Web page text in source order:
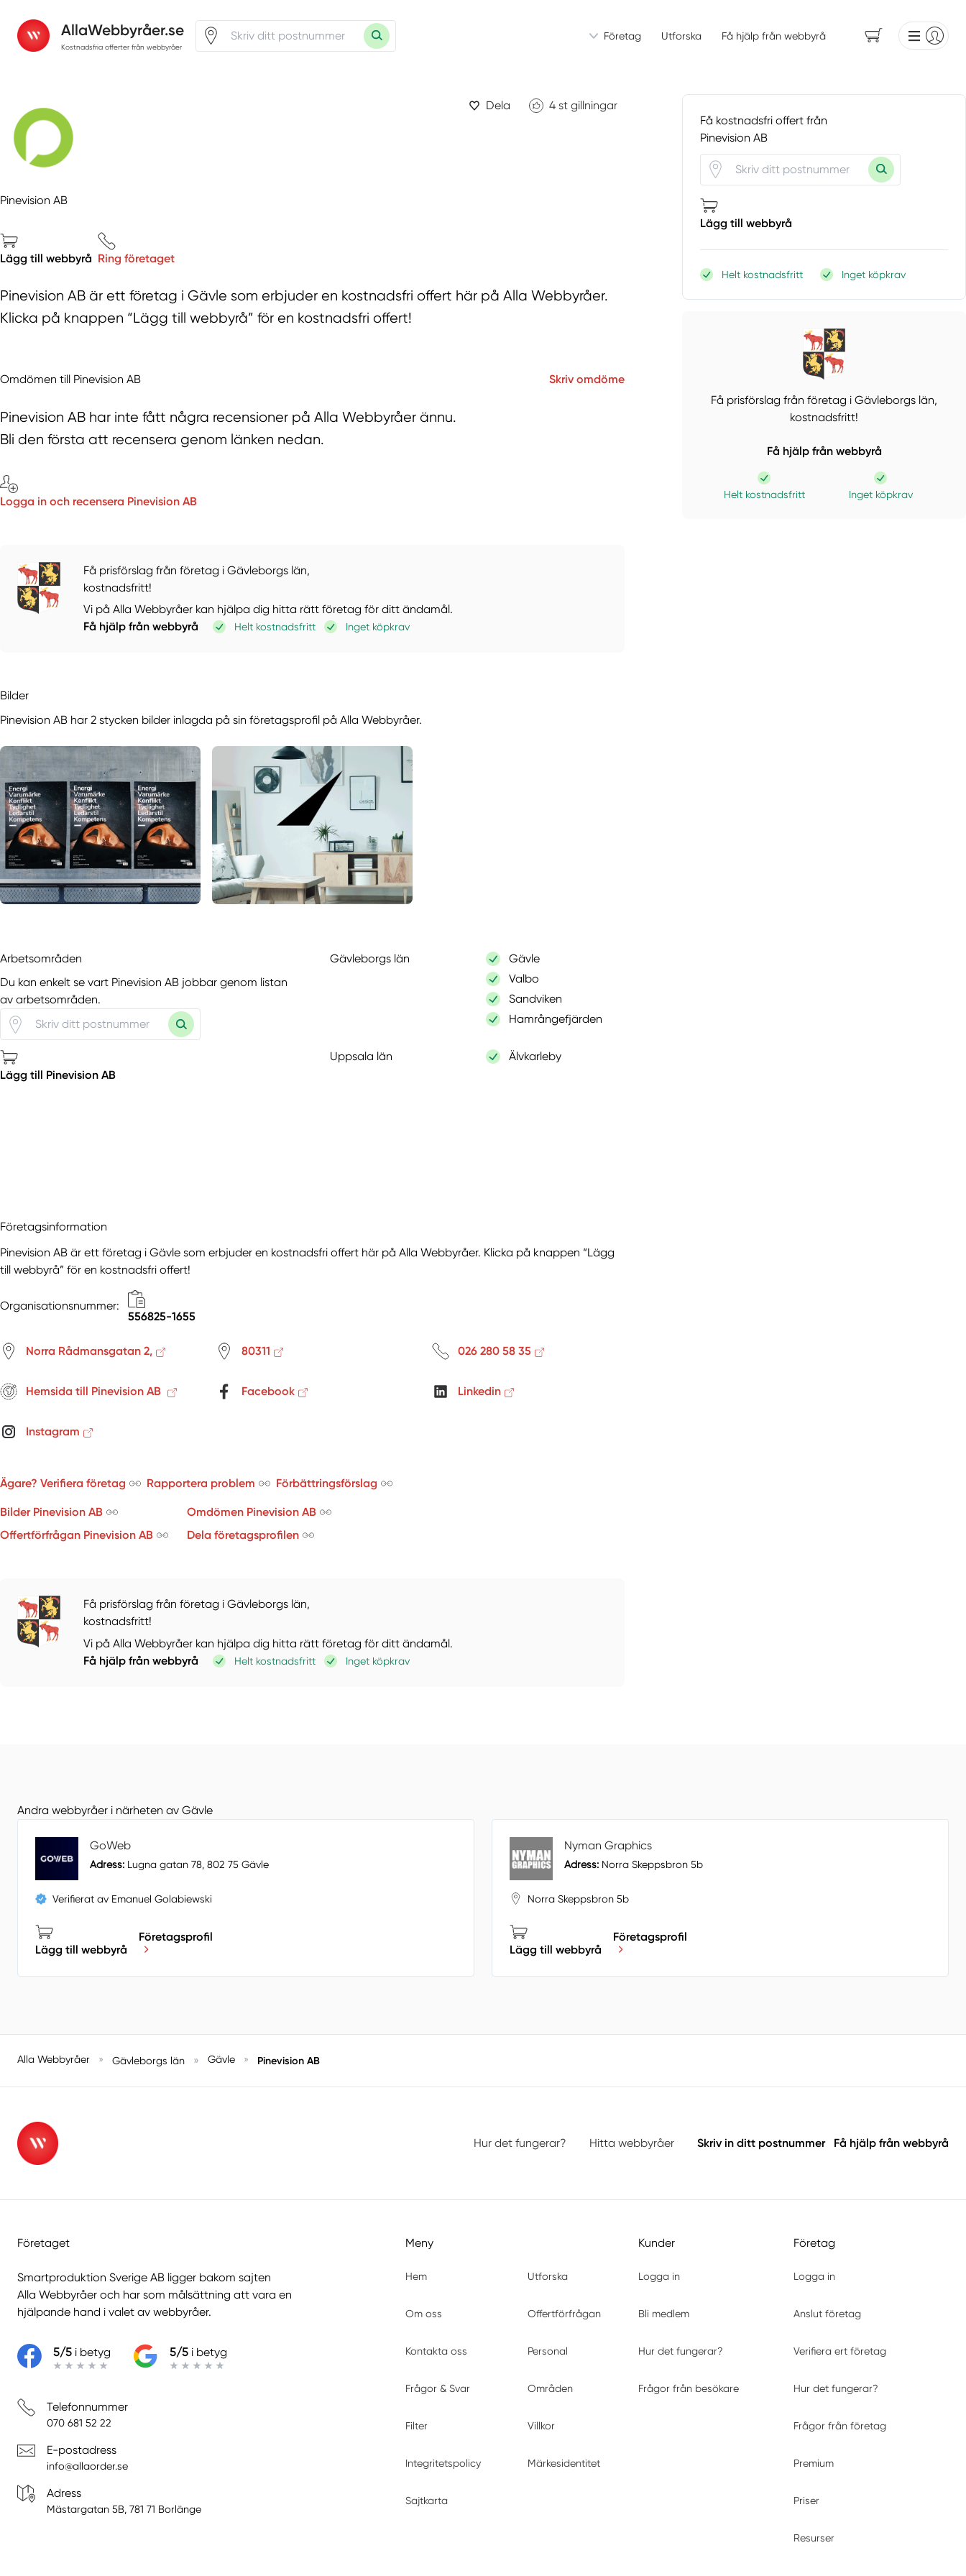
AllaWebbyråer.se
Kostnadsfria offerter från webbyråer
Företag Utforska Få hjälp från webbyrå
Dela 4 st gillningar
Pinevision AB
Lägg till webbyrå Ring företaget
Pinevision AB är ett företag i Gävle som erbjuder en kostnadsfri offert här på Alla Webbyråer.
Klicka på knappen “Lägg till webbyrå” för en kostnadsfri offert!
Omdömen till Pinevision AB Skriv omdöme
Pinevision AB har inte fått några recensioner på Alla Webbyråer ännu.
Bli den första att recensera genom länken nedan.
Logga in och recensera Pinevision AB
Få prisförslag från företag i Gävleborgs län,
kostnadsfritt!
Vi på Alla Webbyråer kan hjälpa dig hitta rätt företag för ditt ändamål.
Få hjälp från webbyrå
Helt kostnadsfritt Inget köpkrav
Bilder
Pinevision AB har 2 stycken bilder inlagda på sin företagsprofil på Alla Webbyråer.
Arbetsområden
Du kan enkelt se vart Pinevision AB jobbar genom listan
av arbetsområden.
Lägg till Pinevision AB
Gävleborgs län
Gävle
Valbo
Sandviken
Hamrångefjärden
Uppsala län Älvkarleby
Företagsinformation
Pinevision AB är ett företag i Gävle som erbjuder en kostnadsfri offert här på Alla Webbyråer. Klicka på knappen “Lägg
till webbyrå” för en kostnadsfri offert!
Organisationsnummer:
556825-1655
Norra Rådmansgatan 2, 80311 026 280 58 35
Hemsida till Pinevision AB Facebook Linkedin
Instagram
Ägare? Verifiera företag Rapportera problem Förbättringsförslag
Bilder Pinevision AB
Omdömen Pinevision AB
Offertförfrågan Pinevision AB
Dela företagsprofilen
Få prisförslag från företag i Gävleborgs län,
kostnadsfritt!
Vi på Alla Webbyråer kan hjälpa dig hitta rätt företag för ditt ändamål.
Få hjälp från webbyrå
Helt kostnadsfritt Inget köpkrav
Få kostnadsfri offert från
Pinevision AB
Lägg till webbyrå
Helt kostnadsfritt Inget köpkrav
Få prisförslag från företag i Gävleborgs län,
kostnadsfritt!
Få hjälp från webbyrå
Helt kostnadsfritt Inget köpkrav
Andra webbyråer i närheten av Gävle
GoWeb
Adress: Lugna gatan 78, 802 75 Gävle
Verifierat av Emanuel Golabiewski
Lägg till webbyrå
Företagsprofil
Nyman Graphics
Adress: Norra Skeppsbron 5b
Norra Skeppsbron 5b
Lägg till webbyrå
Företagsprofil
Alla Webbyråer » Gävleborgs län » Gävle » Pinevision AB
Hur det fungerar? Hitta webbyråer Skriv in ditt postnummer Få hjälp från webbyrå
Företaget
Smartproduktion Sverige AB ligger bakom sajten
Alla Webbyråer och har som målsättning att vara en
hjälpande hand i valet av webbyråer.
5/5 i betyg 5/5 i betyg
Telefonnummer
070 681 52 22
E-postadress
info@allaorder.se
Adress
Mästargatan 5B, 781 71 Borlänge
Meny
Hem Utforska
Om oss Offertförfrågan
Kontakta oss Personal
Frågor & Svar Områden
Filter Villkor
Integritetspolicy Märkesidentitet
Sajtkarta
Kunder
Logga in
Bli medlem
Hur det fungerar?
Frågor från besökare
Företag
Logga in
Anslut företag
Verifiera ert företag
Hur det fungerar?
Frågor från företag
Premium
Priser
Resurser